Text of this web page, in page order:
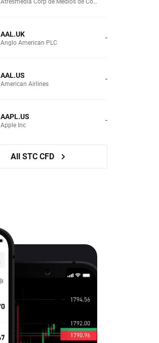
AAL.UK
Anglo American PLC -
AAL.US
American Airlines -
AAPL.US
Apple Inc -
All STC CFD